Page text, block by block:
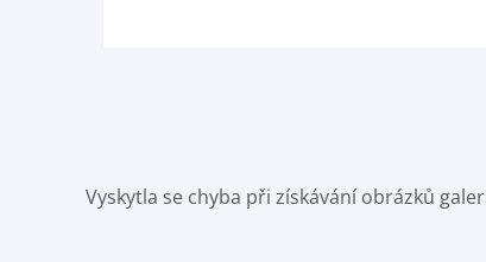
Vyskytla se chyba při získávání obrázků